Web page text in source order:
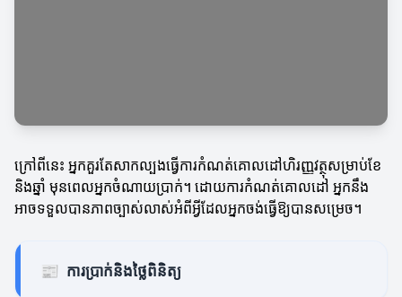
ក្រៅពីនេះ អ្នកគួរតែសាកល្បងធ្វើការកំណត់គោលដៅហិរញ្ញវត្ថុសម្រាប់ខែ
និងឆ្នាំ មុនពេលអ្នកចំណាយប្រាក់។ ដោយការកំណត់គោលដៅ អ្នកនឹង
អាចទទួលបានភាពច្បាស់លាស់អំពីអ្វីដែលអ្នកចង់ធ្វើឱ្យបានសម្រេច។
📰 ការប្រាក់និងថ្លៃពិនិត្យ